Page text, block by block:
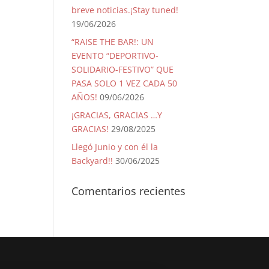
breve noticias.¡Stay tuned!
19/06/2026
“RAISE THE BAR!: UN
EVENTO “DEPORTIVO-
SOLIDARIO-FESTIVO” QUE
PASA SOLO 1 VEZ CADA 50
AÑOS! 09/06/2026
¡GRACIAS, GRACIAS …Y
GRACIAS! 29/08/2025
Llegó Junio y con él la
Backyard!! 30/06/2025
Comentarios recientes